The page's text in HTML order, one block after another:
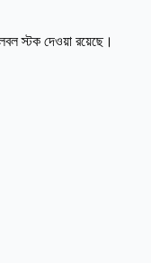
স্টক দেওয়া রয়েছে।